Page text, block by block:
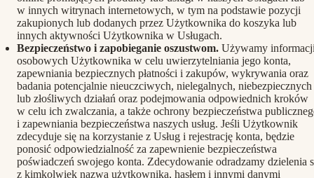
w innych witrynach internetowych, w tym na podstawie pozycji
zakupionych lub dodanych przez Użytkownika do koszyka lub
innych aktywności Użytkownika w Usługach.
Bezpieczeństwo i zapobieganie oszustwom. Używamy informacji
osobowych Użytkownika w celu uwierzytelniania jego konta,
zapewniania bezpiecznych płatności i zakupów, wykrywania oraz
badania potencjalnie nieuczciwych, nielegalnych, niebezpiecznych
lub złośliwych działań oraz podejmowania odpowiednich kroków
w celu ich zwalczania, a także ochrony bezpieczeństwa
i zapewniania bezpieczeństwa naszych usług. Jeśli Użytkownik
zdecyduje się na korzystanie z Usług i rejestrację konta, będzie
ponosić odpowiedzialność za zapewnienie bezpieczeństwa
poświadczeń swojego konta. Zdecydowanie odradzamy dzielenia
z kimkolwiek nazwą użytkownika, hasłem i innymi danymi